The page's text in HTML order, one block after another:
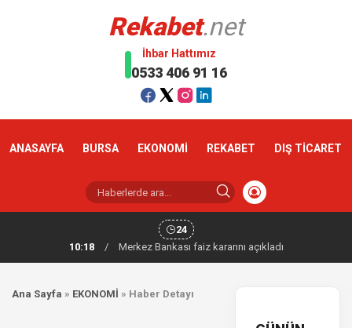
Rekabet.net
İhbar Hattımız
0533 406 91 16
ANASAYFA BURSA EKONOMİ REKABET DIŞ TİCARET
24
10:18
/ Merkez Bankası faiz kararını açıkladı
Ana Sayfa » EKONOMİ » Haber Detayı